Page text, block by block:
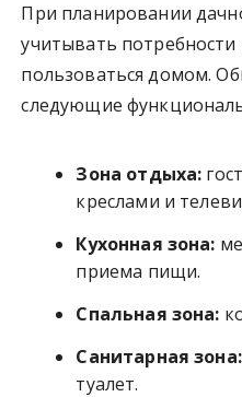
При планировании
учитывать потребности
пользоваться домом.
следующие
Зона отдыха:
креслами и
Кухонная зона:
приема пищи.
Спальная зона:
Санитарная зона:
туалет.